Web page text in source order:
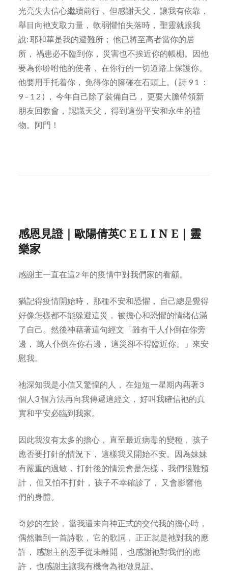
光亮失去信心繼續前行， 但感謝天父， 讓我有依靠，
舉目向衪支取力量， 軟弱懼怕失落時， 聖靈就跟我
說: 耶和華是我的避難所； 他已將至高者當你的居
所， 禍患必不臨到你， 災害也不挨近你的帳棚。因他
要為你吩咐他的使者， 在你行的一切道路上保護你。
他要用手托着你， 免得你的腳碰在石頭上。( 詩 9 1 ：
9 – 1 2 ) ， 今年自己除了裝備自己， 更要大膽帶領新
朋友回教會， 認識天父， 得到這份平安和永生的禮
物。阿門！
感恩見證｜歐陽倩英C E L I N E｜靈
樂家
感謝主一直在這2 年的疫情中對我們家的看顧。
猶記得疫情開始時， 那種不安和恐懼， 自己總是覺得
好像怎樣都不能躲避這災， 被擔心和恐懼的情緒佔滿
了自己。然後神藉著這句經文「雖有千人仆倒在你旁
邊， 萬人仆倒在你右邊， 這災卻不得臨近你。」來安
慰我。
祂深知我是小信又驚惶的人， 在短短一星期內藉著3
個人3 個方法再向我傳遞這經文， 好叫我確信祂的真
實和平安必臨到我家。
因此我沒有太多的擔心， 直至最近病毒的變種， 孩子
應否要打針的情況下， 這樣我又開始不安。因為妹妹
有嚴重的過敏， 打針後的情況會是怎樣， 我們很難預
計， 但又怕不打針， 孩子不幸確診了， 又會影響他
們的身體。
奇妙的在於， 當我還未向神正式的交代我的擔心時，
偶然聽到一首詩歌， 它的歌詞， 正正就是祂對我的應
許， 感謝主的恩手從未離開， 也感謝祂對我們的應
許， 也感謝主讓我有機會為祂做見証。